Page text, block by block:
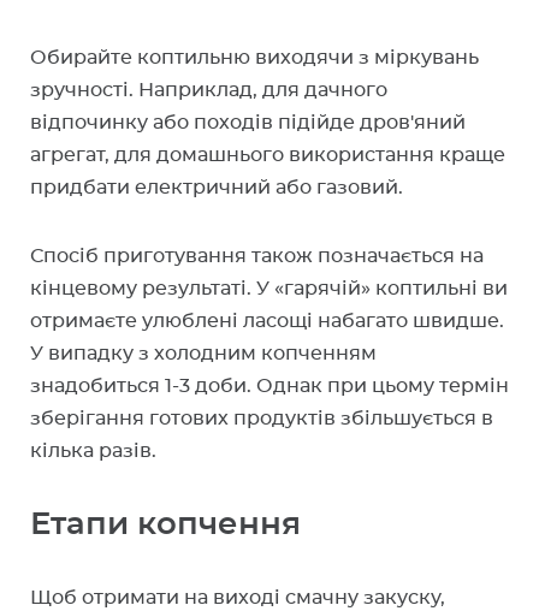
Обирайте коптильню виходячи з міркувань
зручності. Наприклад, для дачного
відпочинку або походів підійде дров'яний
агрегат, для домашнього використання краще
придбати електричний або газовий.
Спосіб приготування також позначається на
кінцевому результаті. У «гарячій» коптильні ви
отримаєте улюблені ласощі набагато швидше.
У випадку з холодним копченням
знадобиться 1-3 доби. Однак при цьому термін
зберігання готових продуктів збільшується в
кілька разів.
Етапи копчення
Щоб отримати на виході смачну закуску,